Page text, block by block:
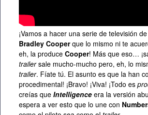
¡Vamos a hacer una serie de televisión
Bradley Cooperque lo mismo ni te
eh, la produce Cooper! Más que eso…
trailersale mucho-mucho pero, eh, lo
trailer. Fíate tú. El asunto es que la han
procedimental! ¡Bravo! ¡Viva! ¡Todo es
creías que Intelligence era la versión
espera a ver esto que lo une con